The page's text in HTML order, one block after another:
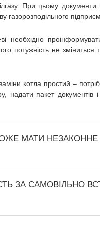
При цьому
газорозподільного
необхідно
потужність не
котла простий –
надати пакет
МАТИ
ЗА САМОВІЛЬНО